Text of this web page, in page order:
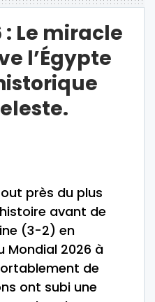
Le miracle
l’Égypte
près du plus
avant de
(3-2) en
Mondial 2026 à
de
ont subi une